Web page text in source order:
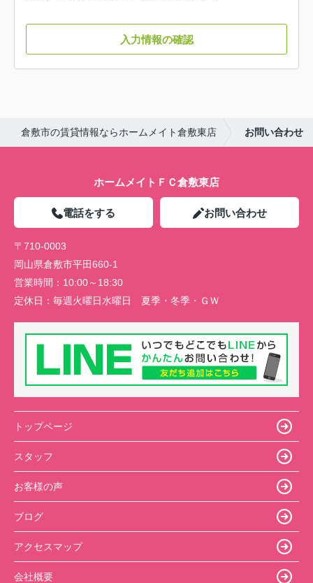
入力情報の確認
倉敷市の賃貸情報ならホームメイト倉敷東店 お問い合わせ
ホームメイトＦＣ倉敷東店
電話をする お問い合わせ
〒710-0003
岡山県倉敷市平田660-1
営業時間： 10:00～18:30
定休日： 毎週火曜日水曜日 夏季・冬季・ＧＷ
トップページ
スタッフ
お客様の声
ブログ
アクセスマップ
会社概要